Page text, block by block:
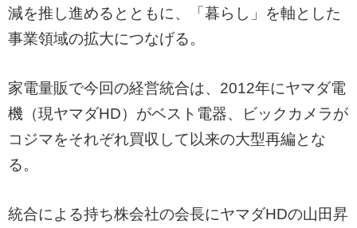
減を推し進めるとともに、「暮らし」を軸とした
事業領域の拡大につなげる。
家電量販で今回の経営統合は、2012年にヤマダ電
機（現ヤマダHD）がベスト電器、ビックカメラが
コジマをそれぞれ買収して以来の大型再編とな
る。
統合による持ち株会社の会長にヤマダHDの山田昇